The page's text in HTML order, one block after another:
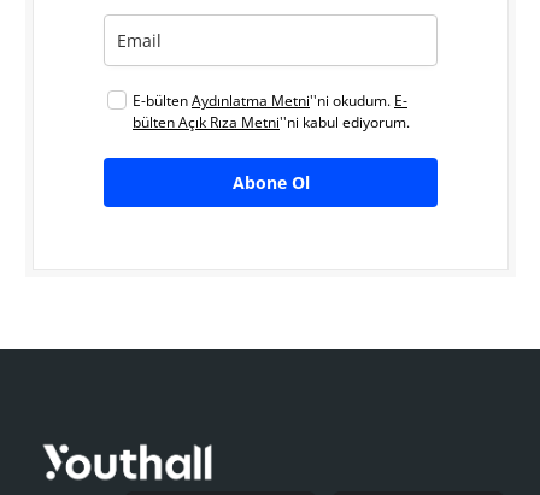
E-bültenAydınlatma Metni''ni okudum. E-
bülten Açık Rıza Metni''ni kabul ediyorum.
Abone Ol